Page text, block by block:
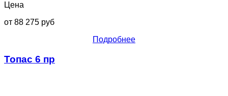
Цена
от 88 275 руб
Подробнее
Топас 6 пр